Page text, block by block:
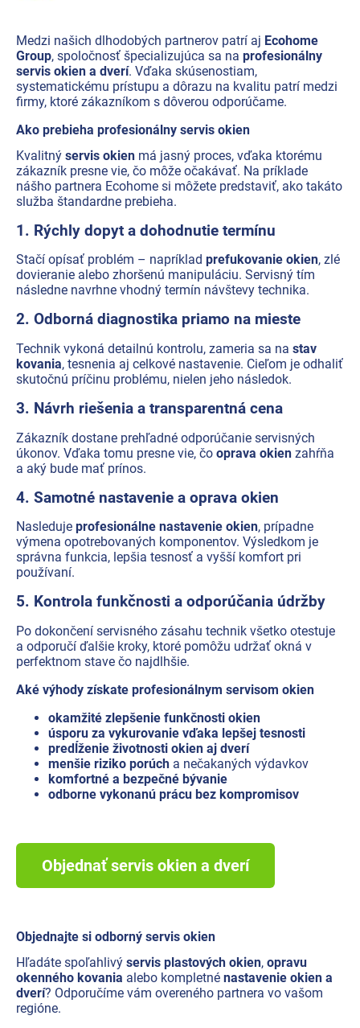
Medzi našich dlhodobých partnerov patrí aj Ecohome
Group, spoločnosť špecializujúca sa na profesionálny
servis okien a dverí. Vďaka skúsenostiam,
systematickému prístupu a dôrazu na kvalitu patrí medzi
firmy, ktoré zákazníkom s dôverou odporúčame.
Ako prebieha profesionálny servis okien
Kvalitný servis okien má jasný proces, vďaka ktorému
zákazník presne vie, čo môže očakávať. Na príklade
nášho partnera Ecohome si môžete predstaviť, ako takáto
služba štandardne prebieha.
1. Rýchly dopyt a dohodnutie termínu
Stačí opísať problém – napríklad prefukovanie okien, zlé
dovieranie alebo zhoršenú manipuláciu. Servisný tím
následne navrhne vhodný termín návštevy technika.
2. Odborná diagnostika priamo na mieste
Technik vykoná detailnú kontrolu, zameria sa na stav
kovania, tesnenia aj celkové nastavenie. Cieľom je odhaliť
skutočnú príčinu problému, nielen jeho následok.
3. Návrh riešenia a transparentná cena
Zákazník dostane prehľadné odporúčanie servisných
úkonov. Vďaka tomu presne vie, čo oprava okien zahŕňa
a aký bude mať prínos.
4. Samotné nastavenie a oprava okien
Nasleduje profesionálne nastavenie okien, prípadne
výmena opotrebovaných komponentov. Výsledkom je
správna funkcia, lepšia tesnosť a vyšší komfort pri
používaní.
5. Kontrola funkčnosti a odporúčania údržby
Po dokončení servisného zásahu technik všetko otestuje
a odporučí ďalšie kroky, ktoré pomôžu udržať okná v
perfektnom stave čo najdlhšie.
Aké výhody získate profesionálnym servisom okien
okamžité zlepšenie funkčnosti okien
úsporu za vykurovanie vďaka lepšej tesnosti
predĺženie životnosti okien aj dverí
menšie riziko porúch a nečakaných výdavkov
komfortné a bezpečné bývanie
odborne vykonanú prácu bez kompromisov
Objednať servis okien a dverí
Objednajte si odborný servis okien
Hľadáte spoľahlivý servis plastových okien, opravu
okenného kovania alebo kompletné nastavenie okien a
dverí? Odporučíme vám overeného partnera vo vašom
regióne.